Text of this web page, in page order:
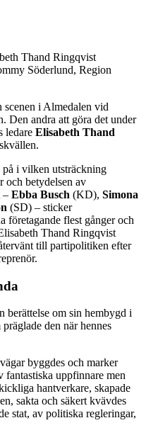
Thand Ringqvist
Söderlund, Region
i Almedalen vid
Den andra att göra det under
ledare Elisabeth Thand
på i vilken utsträckning
och betydelsen av
– Ebba Busch (KD), Simona
(SD) – sticker
företagande flest gånger och
Thand Ringqvist
till partipolitiken efter
berättelse om sin hembygd i
den när hennes
byggdes och marker
uppfinnare men
hantverkare, skapade
sakta och säkert kvävdes
stat, av politiska regleringar,